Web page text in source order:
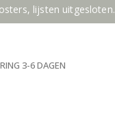
lijsten uitgesloten.
3-6 DAGEN